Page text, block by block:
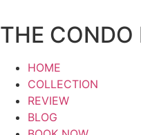
to
content
THE CONDO
HOME
COLLECTION
REVIEW
BLOG